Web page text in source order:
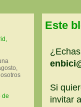
Este
Si
invitar
de